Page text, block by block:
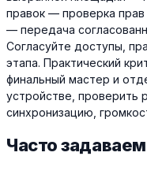
правок — проверка
— передача
Согласуйте доступы,
этапа. Практический
финальный мастер и
устройстве, проверить
синхронизацию,
Часто